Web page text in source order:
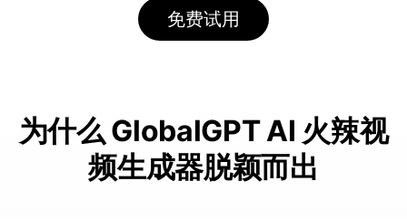
免费试用
为什么 GlobalGPT AI 火辣视
频生成器脱颖而出